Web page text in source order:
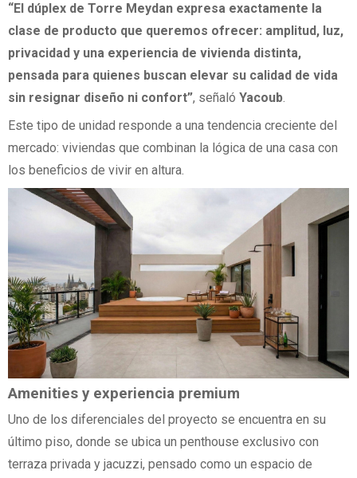
“El dúplex de Torre Meydan expresa exactamente la
clase de producto que queremos ofrecer: amplitud, luz,
privacidad y una experiencia de vivienda distinta,
pensada para quienes buscan elevar su calidad de vida
sin resignar diseño ni confort”, señaló Yacoub.
Este tipo de unidad responde a una tendencia creciente del
mercado: viviendas que combinan la lógica de una casa con
los beneficios de vivir en altura.
Amenities y experiencia premium
Uno de los diferenciales del proyecto se encuentra en su
último piso, donde se ubica un penthouse exclusivo con
terraza privada y jacuzzi, pensado como un espacio de